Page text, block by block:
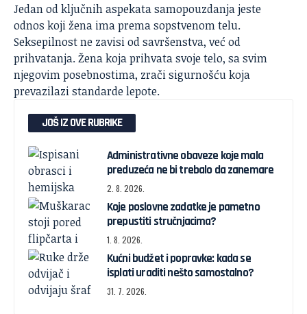
Jedan od ključnih aspekata samopouzdanja jeste
odnos koji žena ima prema sopstvenom telu.
Seksepilnost ne zavisi od savršenstva, već od
prihvatanja. Žena koja prihvata svoje telo, sa svim
njegovim posebnostima, zrači sigurnošću koja
prevazilazi standarde lepote.
JOŠ IZ OVE RUBRIKE
Administrativne obaveze koje mala
preduzeća ne bi trebalo da zanemare
2. 8. 2026.
Koje poslovne zadatke je pametno
prepustiti stručnjacima?
1. 8. 2026.
Kućni budžet i popravke: kada se
isplati uraditi nešto samostalno?
31. 7. 2026.